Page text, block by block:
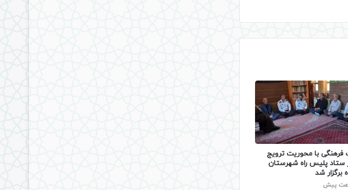
با محوریت ترویج
ستاد پلیس راه شهرستان
برگزار شد